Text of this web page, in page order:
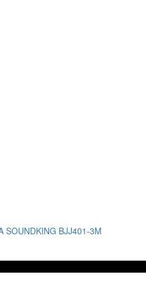
SOUNDKING BJJ401-3M